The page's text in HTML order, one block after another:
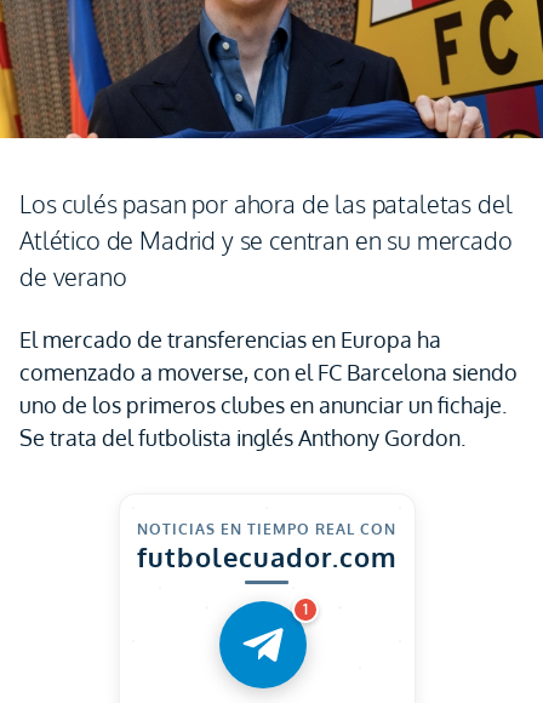
Los culés pasan por ahora de las pataletas del
Atlético de Madrid y se centran en su mercado
de verano
El mercado de transferencias en Europa ha
comenzado a moverse, con el FC Barcelona siendo
uno de los primeros clubes en anunciar un fichaje.
Se trata del futbolista inglés Anthony Gordon.
NOTICIAS EN TIEMPO REAL CON
futbolecuador.com
1